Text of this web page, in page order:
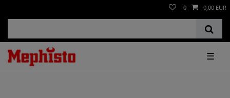
0 0,00 EUR
☰